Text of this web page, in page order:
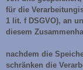
für die
1 lit. f DSGVO), an
diesem
nachdem die
schränken die